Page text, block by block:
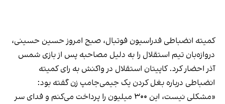
کمیته انضباطی فدراسیون فوتبال، صبح امروز حسین حسینی،
دروازه‌بان تیم استقلال را به دلیل مصاحبه پس از بازی شمس
آذر احضار کرد. کاپیتان استقلال در واکنش به رای کمیته
انضباطی درباره بغل کردن یک جیمی‌جامپ زن گفته بود:
«مشکلی نیست، این ۳۰۰ میلیون را پرداخت می‌کنم و فدای سر